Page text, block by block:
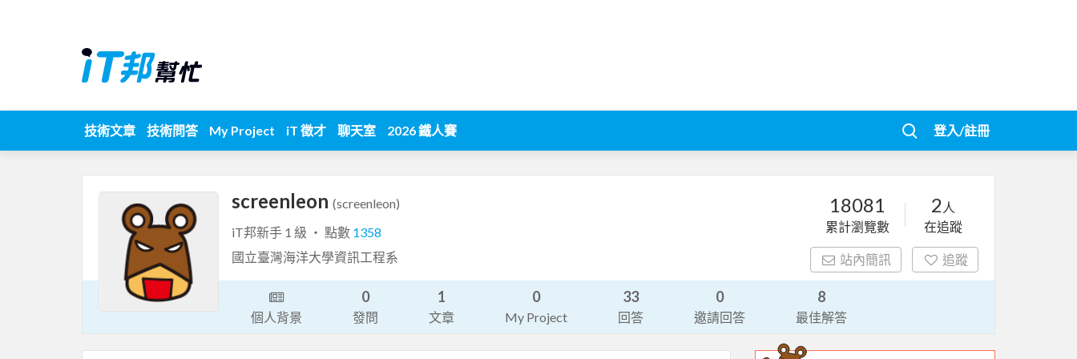
技術文章 技術問答 My Project iT 徵才 聊天室 2026 鐵人賽 登入/註冊
screenleon (screenleon)
iT邦新手 1 級 ‧ 點數 1358
國立臺灣海洋大學資訊工程系
18081
累計瀏覽數
2 人
在追蹤
站內簡訊 追蹤
個人背景
0
發問
1
文章
0
My Project
33
回答
0
邀請回答
8
最佳解答